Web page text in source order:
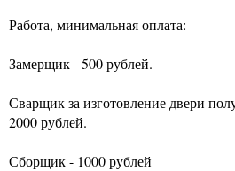
Работа, минимальная оплата:
Замерщик - 500 рублей.
Сварщик за изготовление двери
2000 рублей.
Сборщик - 1000 рублей